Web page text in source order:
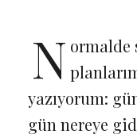
N ormalde
yazıyorum:
gün nereye